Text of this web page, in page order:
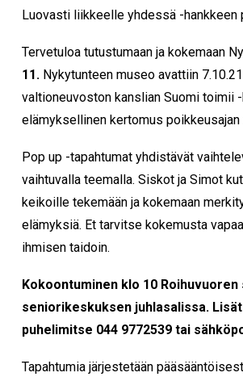
Luovasti liikkeelle yhdessä -hankkeen
Tervetuloa tutustumaan ja kokemaan
11. Nykytunteen museo avattiin
valtioneuvoston kanslian Suomi toimii
elämyksellinen kertomus poikkeusajan
Pop up -tapahtumat yhdistävät
vaihtuvalla teemalla. Siskot ja Simot
keikoille tekemään ja kokemaan
elämyksiä. Et tarvitse kokemusta
ihmisen taidoin.
Kokoontuminen klo 10
seniorikeskuksen juhlasalissa.
puhelimitse 044 9772539 tai
Tapahtumia järjestetään